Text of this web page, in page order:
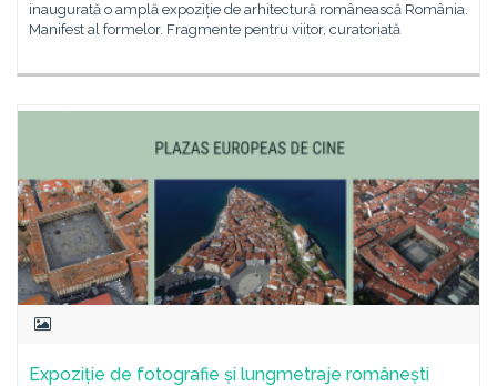
inaugurată o amplă expoziție de arhitectură românească România.
Manifest al formelor. Fragmente pentru viitor, curatoriată
Expoziție de fotografie și lungmetraje românești